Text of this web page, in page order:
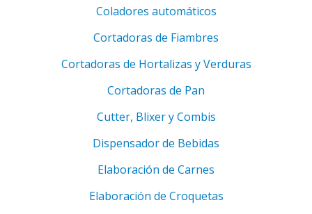
Coladores automáticos
Cortadoras de Fiambres
Cortadoras de Hortalizas y Verduras
Cortadoras de Pan
Cutter, Blixer y Combis
Dispensador de Bebidas
Elaboración de Carnes
Elaboración de Croquetas